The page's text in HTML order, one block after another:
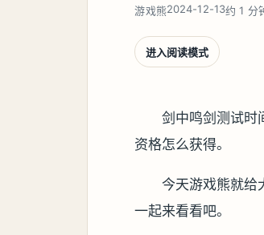
游戏熊2024-12-13约 1 分
进入阅读模式
剑中鸣剑测试时
资格怎么获得。
今天游戏熊就给
一起来看看吧。